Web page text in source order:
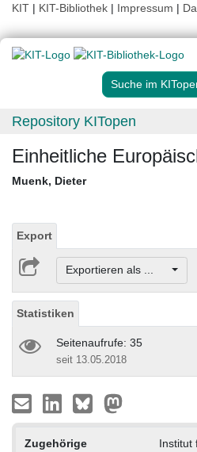
KIT | KIT-Bibliothek | Impressum |
Suche im
Repository KITopen
Einheitliche
Muenk, Dieter
Export
Exportieren als ...
Statistiken
Seitenaufrufe: 35
seit 13.05.2018
Zugehörige
Institut